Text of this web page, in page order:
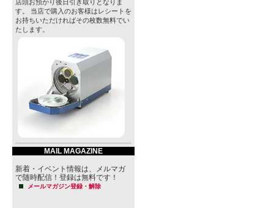
店頭お預かり後日引き取りとなりま
す。 当店で購入のお客様はレシートを
お持ちいただければその枚数無料でい
たします。
MAIL MAGAZINE
新着・イベント情報は、メルマガ
で随時配信！登録は無料です！
メールマガジン登録・解除